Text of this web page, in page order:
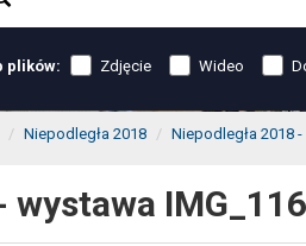
plików: Zdjęcie Wideo
Niepodległa 2018 Niepodległa 2018
wystawa